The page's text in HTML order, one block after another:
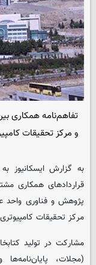
تفاهم‌نامه همکاری
و مرکز تحقیقات
به گزارش ایسکانیوز
قراردادهای همکاری
پژوهش و فناوری واحد
مرکز تحقیقات
مشارکت در تولید
(مجلات،